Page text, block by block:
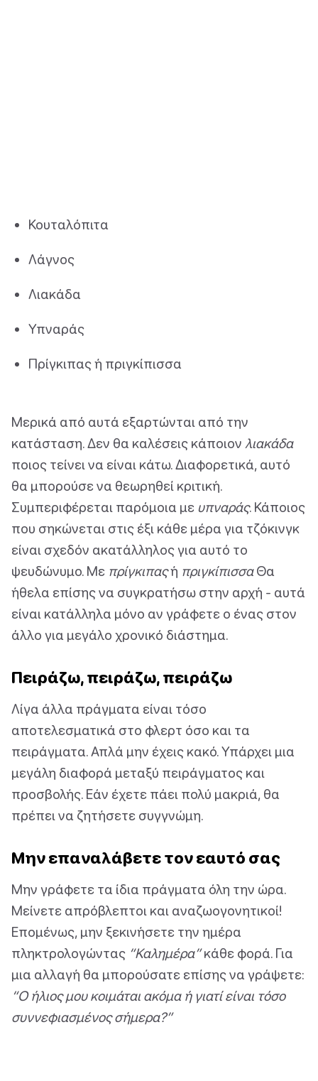
Κουταλόπιτα
Λάγνος
Λιακάδα
Υπναράς
Πρίγκιπας ή πριγκίπισσα
Μερικά από αυτά εξαρτώνται από την
κατάσταση. Δεν θα καλέσεις κάποιον λιακάδα
ποιος τείνει να είναι κάτω. Διαφορετικά, αυτό
θα μπορούσε να θεωρηθεί κριτική.
Συμπεριφέρεται παρόμοια με υπναράς. Κάποιος
που σηκώνεται στις έξι κάθε μέρα για τζόκινγκ
είναι σχεδόν ακατάλληλος για αυτό το
ψευδώνυμο. Με πρίγκιπαςή πριγκίπισσαΘα
ήθελα επίσης να συγκρατήσω στην αρχή - αυτά
είναι κατάλληλα μόνο αν γράφετε ο ένας στον
άλλο για μεγάλο χρονικό διάστημα.
Πειράζω, πειράζω, πειράζω
Λίγα άλλα πράγματα είναι τόσο
αποτελεσματικά στο φλερτ όσο και τα
πειράγματα. Απλά μην έχεις κακό. Υπάρχει μια
μεγάλη διαφορά μεταξύ πειράγματος και
προσβολής. Εάν έχετε πάει πολύ μακριά, θα
πρέπει να ζητήσετε συγγνώμη.
Μην επαναλάβετε τον εαυτό σας
Μην γράφετε τα ίδια πράγματα όλη την ώρα.
Μείνετε απρόβλεπτοι και αναζωογονητικοί!
Επομένως, μην ξεκινήσετε την ημέρα
πληκτρολογώντας “Καλημέρα”κάθε φορά. Για
μια αλλαγή θα μπορούσατε επίσης να γράψετε:
“Ο ήλιος μου κοιμάται ακόμα ή γιατί είναι τόσο
συννεφιασμένος σήμερα?”